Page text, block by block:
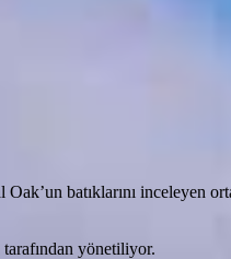
batıklarını inceleyen
yönetiliyor.